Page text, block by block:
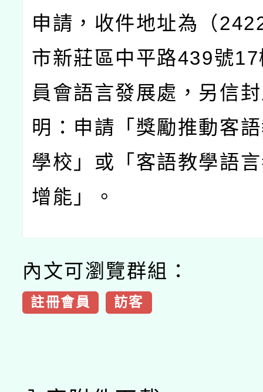
申請，收件地址為（
市新莊區中平路439號17
員會語言發展處，另信
明：申請「獎勵推動客
學校」或「客語教學語
增能」。
內文可瀏覽群組：
註冊會員 訪客